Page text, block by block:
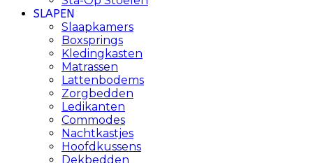
SLAPEN
Slaapkamers
Boxsprings
Kledingkasten
Matrassen
Lattenbodems
Zorgbedden
Ledikanten
Commodes
Nachtkastjes
Hoofdkussens
Dekbedden